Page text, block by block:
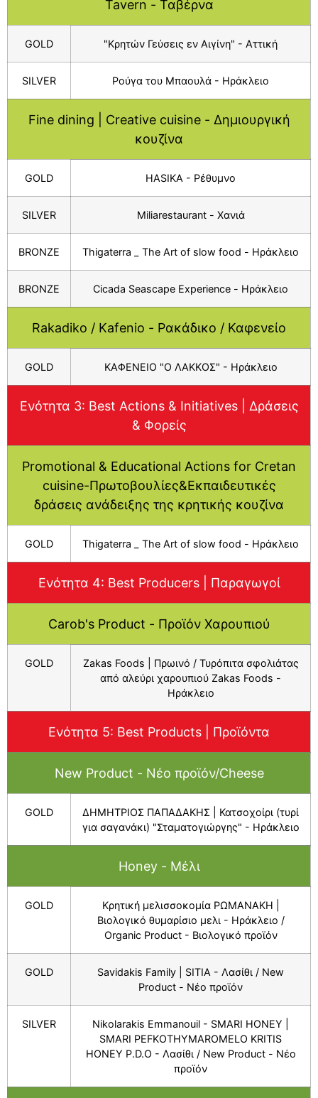
Tavern - Ταβέρνα
GOLD "Κρητών Γεύσεις εν Αιγίνη" - Αττική
SILVER Ρούγα του Μπαουλά - Ηράκλειο
Fine dining | Creative cuisine - Δημιουργική
κουζίνα
GOLD HASIKA - Ρέθυμνο
SILVER Miliarestaurant - Χανιά
BRONZE Thigaterra _ The Art of slow food - Ηράκλειο
BRONZE Cicada Seascape Experience - Ηράκλειο
Rakadiko / Kafenio - Ρακάδικο / Καφενείο
GOLD ΚΑΦΕΝΕΙΟ "Ο ΛΑΚΚΟΣ" - Ηράκλειο
Ενότητα 3: Βest Actions & Initiatives | Δράσεις
& Φορείς
Promotional & Educational Actions for Cretan
cuisine-Πρωτοβουλίες&Εκπαιδευτικές
δράσεις ανάδειξης της κρητικής κουζίνα
GOLD Thigaterra _ The Art of slow food - Ηράκλειο
Ενότητα 4: Βest Producers | Παραγωγοί
Carob's Product - Προϊόν Χαρουπιού
GOLD
Zakas Foods | Πρωινό / Τυρόπιτα σφολιάτας
από αλεύρι χαρουπιού Zakas Foods -
Ηράκλειο
Ενότητα 5: Βest Products | Προϊόντα
New Product - Νέο προϊόν/Cheese
GOLD
ΔΗΜΗΤΡΙΟΣ ΠΑΠΑΔΑΚΗΣ | Κατσοχοίρι (τυρί
για σαγανάκι) "Σταματογιώργης" - Ηράκλειο
Honey - Μέλι
GOLD
Κρητική μελισσοκομία ΡΩΜΑΝΑΚΗ |
Βιολογικό θυμαρίσιο μελι - Ηράκλειο /
Organic Product - Bιολογικό προϊόν
GOLD
Savidakis Family | SITIA - Λασίθι / New
Product - Νέο προϊόν
SILVER
Nikolarakis Emmanouil - SMARI HONEY |
SMARI PEFKOTHYMAROMELO KRITIS
HONEY P.D.O - Λασίθι / New Product - Νέο
προϊόν